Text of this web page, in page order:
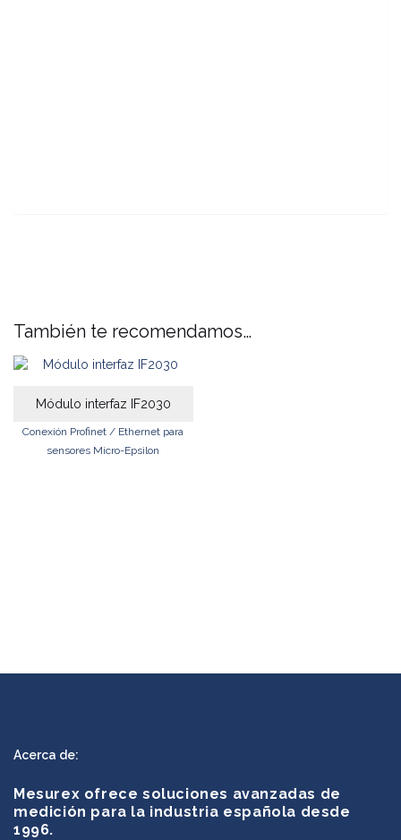
También te recomendamos…
Módulo interfaz IF2030
Conexión Profinet / Ethernet para
sensores Micro-Epsilon
Acerca de:
Mesurex ofrece soluciones avanzadas de
medición para la industria española desde
1996.